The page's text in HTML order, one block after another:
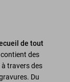
de tout
contient des
travers des
Du